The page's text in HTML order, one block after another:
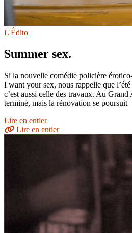
L'Édito
Summer sex.
Si la nouvelle comédie policière
I want your sex, nous rappelle que l’été
c’est aussi celle des travaux. Au
terminé, mais la rénovation se poursuit
Lire en entier
Lire en entier